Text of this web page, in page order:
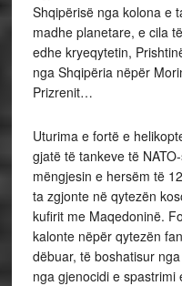
Shqipërisë nga kolona e
madhe planetare, e cila
edhe kryeqytetin,
nga Shqipëria nëpër
Prizrenit…
Uturima e fortë e
gjatë të tankeve të
mëngjesin e hersëm të
ta zgjonte në qytezën
kufirit me Maqedoninë.
kalonte nëpër qytezën
dëbuar, të boshatisur
nga gjenocidi e spastrimi